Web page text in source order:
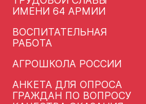
ИМЕНИ 64 АРМИИ
ВОСПИТАТЕЛЬНАЯ
РАБОТА
АГРОШКОЛА РОССИИ
АНКЕТА ДЛЯ ОПРОСА
ГРАЖДАН ПО ВОПРОСУ
ГЛАВНАЯ МЕРОПРИЯТИЯ
"Россия- чемпионка"